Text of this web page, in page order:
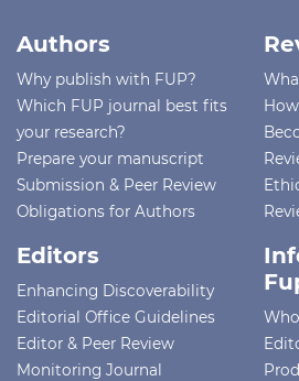
Authors
Why publish with FUP?
Which FUP journal best fits
your research?
Prepare your manuscript
Submission & Peer Review
Obligations for Authors
Editors
Enhancing Discoverability
Editorial Office Guidelines
Editor & Peer Review
Monitoring Journal